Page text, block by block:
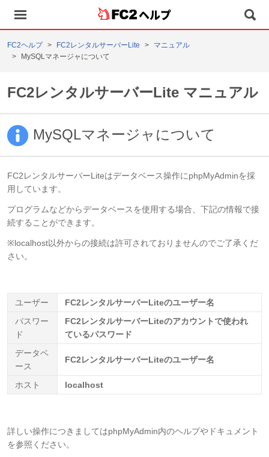
ヘルプ
FC2ヘルプ FC2レンタルサーバーLite
マニュアル
MySQLマネージャについて
FC2レンタルサーバーLite マニュアル
MySQLマネージャについて
FC2レンタルサーバーLiteはデータベース操作にphpMyAdminを採
用しています。
プログラムなどからデータベースを使用する場合、下記の情報で接
続することができます。
※localhost以外からの接続は許可されておりませんのでご了承くだ
さい。
ユーザー
FC2レンタルサーバーLiteのユーザー名
パスワー
ド
FC2レンタルサーバーLiteのアカウントで使われ
ているパスワード
データベ
ース
FC2レンタルサーバーLiteのユーザー名
ホスト localhost
詳しい操作につきましてはphpMyAdmin内のヘルプやドキュメント
を参照ください。